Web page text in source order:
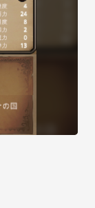
再び世界をやり
ため、転生後も
しい難易度にし
入れる事ができ
ています。
け面倒なレベ